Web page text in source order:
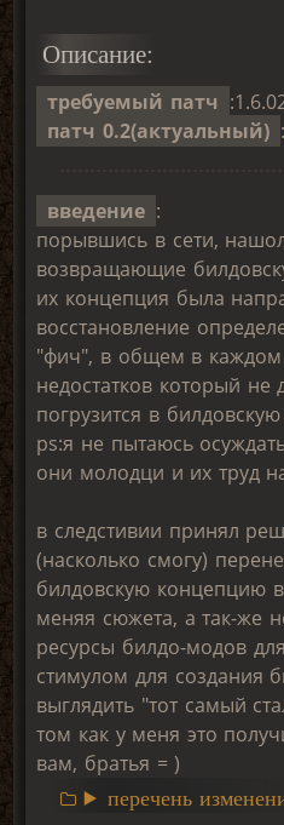
Описание:
требуемый патч
патч 0.2(актуальный) :
введение :
порывшись в сети,
возвращающие
их концепция была
восстановление
"фич", в общем в
недостатков который не
погрузится в
ps:я не пытаюсь
они молодци и их труд
в следстивии принял
(насколько смогу)
билдовскую концепцию
меняя сюжета, а так-же
ресурсы билдо-модов
стимулом для создания
выглядить "тот самый
том как у меня это
вам, братья = )
перечень